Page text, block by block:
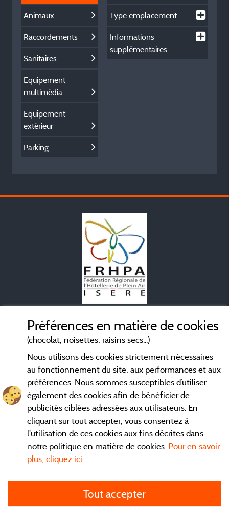
Animaux
Raccordements
Sanitaires
Equipement
multimédia
Equipement
extérieur
Parking
Type emplacement
Informations
supplémentaires
Conditions générales d'utilisation
Contact
CGV
Les meilleurscampings en Isère. Consultez les fiches de nos
adhérents et découvrez nos meilleures offres dans leVercors
la chaine des Belledones, en Chartreuse, en station...
directement ici en ligne avant de contacter le camping pour
Faites vous votre propre idée du camping, au pied d'un lac,
Préférences en matière de cookies
(chocolat, noisettes, raisins secs...)
Nous utilisons des cookies strictement nécessaires
au fonctionnement du site, aux performances et aux
préférences. Nous sommes susceptibles d’utiliser
également des cookies afin de bénéficier de
publicités ciblées adressées aux utilisateurs. En
cliquant sur tout accepter, vous consentez à
l'utilisation de ces cookies aux fins décrites dans
notre politique en matière de cookies. Pour en savoir
plus, cliquez ici
Tout accepter